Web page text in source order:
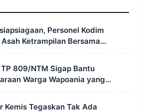
Personel Kodim
Ketrampilan Bersama
809/NTM Sigap Bantu
Warga Wapoania yang
Kemis Tegaskan Tak Ada